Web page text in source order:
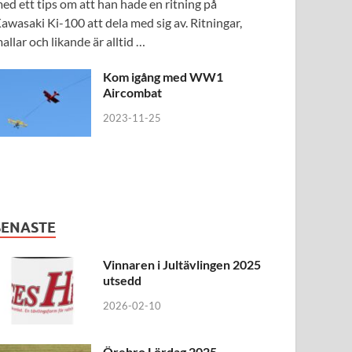
ett tips om att han hade en ritning på
Ki-100 att dela med sig av. Ritningar,
och likande är alltid …
Kom igång med WW1
Aircombat
2023-11-25
Vinnaren i Jultävlingen 2025
utsedd
2026-02-10